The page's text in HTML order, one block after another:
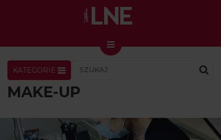
LNENEWS
Skin Master w Warszawie
49. edycja w Krakowie
KATEGORIE
MAKE-UP